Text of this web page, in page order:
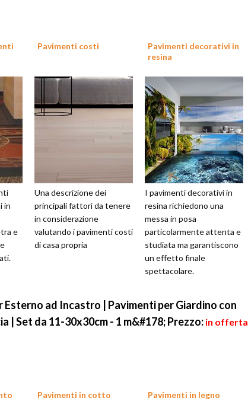
in
e
Pavimenti costi
Una descrizione dei
principali fattori da tenere
in considerazione
valutando i pavimenti costi
di casa propria
Pavimenti decorativi in
resina
I pavimenti decorativi in
resina richiedono una
messa in posa
particolarmente attenta e
studiata ma garantiscono
un effetto finale
spettacolare.
Esterno ad Incastro | Pavimenti per Giardino con
| Set da 11-30x30cm - 1 m&#178;Prezzo: in offerta
Pavimenti in cotto Pavimenti in legno